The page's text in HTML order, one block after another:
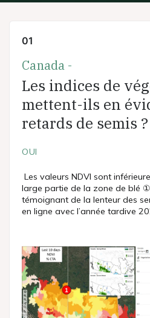
01
Canada -
Les indices de
mettent-ils en
retards de semis ?
OUI
Les valeurs NDVI sont
large partie de la zone de blé
témoignant de la lenteur des
en ligne avec l’année tardive